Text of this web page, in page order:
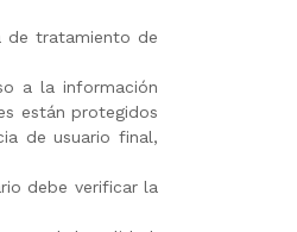
de tratamiento de
a la información
están protegidos
de usuario final,
debe verificar la